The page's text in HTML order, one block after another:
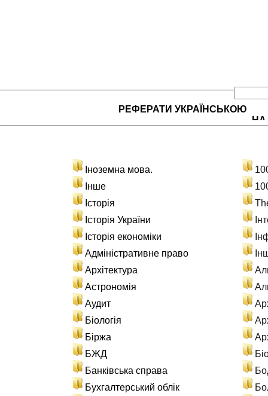
РЕФЕРАТИ УКРАЇНСЬКОЮ
НА
Іноземна мова.
Інше
Історія
Історія України
Історія економіки
Адміністративне право
Архітектура
Астрономія
Аудит
Біологія
Біржа
БЖД
Банківська справа
Бухгалтерський облік